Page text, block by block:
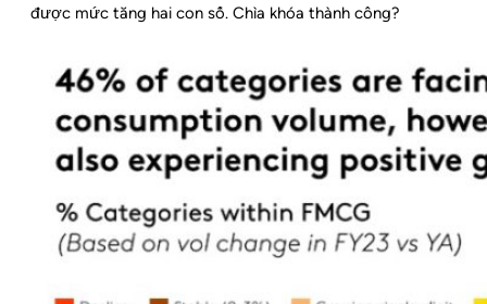
được mức tăng hai con số. Chìa khóa thành công?